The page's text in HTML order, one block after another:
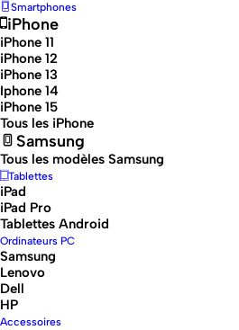
Smartphones
iPhone
iPhone 11
iPhone 12
iPhone 13
Iphone 14
iPhone 15
Tous les iPhone
Samsung
Tous les modèles Samsung
Tablettes
iPad
iPad Pro
Tablettes Android
Ordinateurs PC
Samsung
Lenovo
Dell
HP
Accessoires
Voici le seul résultat